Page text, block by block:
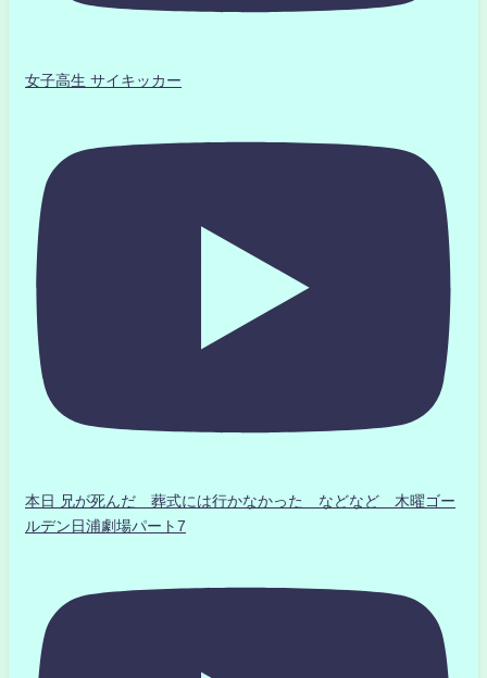
女子高生 サイキッカー
本日 兄が死んだ 葬式には行かなかった などなど 木曜ゴー
ルデン日浦劇場パート7